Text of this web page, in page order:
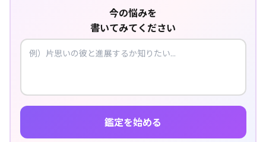
今の悩みを
書いてみてください
鑑定を始める